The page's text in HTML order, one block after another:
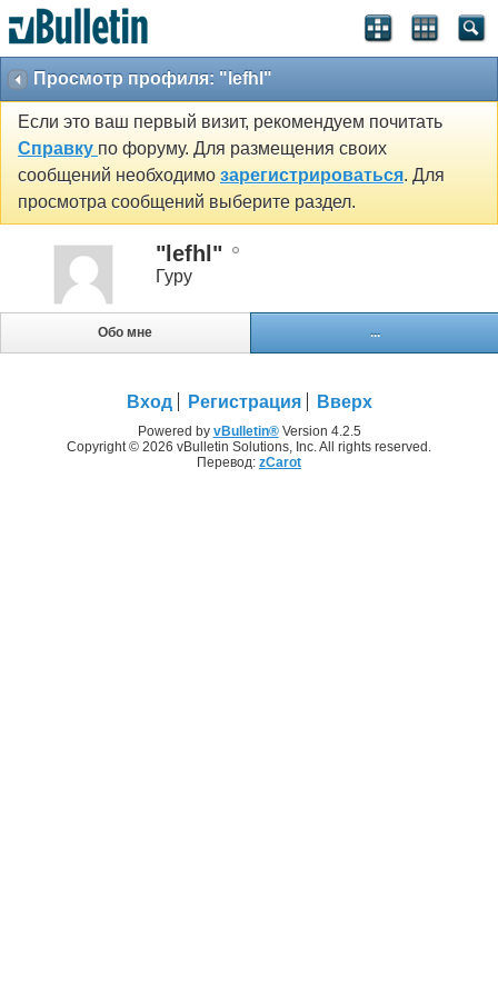
Просмотр профиля: "lefhl"
Если это ваш первый визит, рекомендуем почитать
Справку по форуму. Для размещения своих
сообщений необходимо зарегистрироваться. Для
просмотра сообщений выберите раздел.
"lefhl"
Гуру
Обо мне ...
Вход Регистрация Вверх
Powered by vBulletin®Version 4.2.5
Copyright © 2026 vBulletin Solutions, Inc. All rights reserved.
Перевод: zCarot